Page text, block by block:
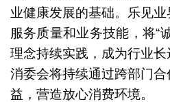
业健康发展的基础。乐见
服务质量和业务技能，将“
理念持续实践，成为行业长
消委会将持续通过跨部门
益，营造放心消费环境。